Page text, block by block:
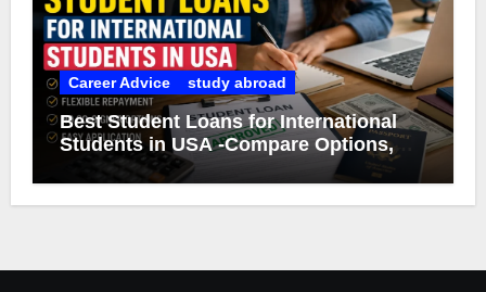
Career Advice study abroad
Best Student Loans for International
Students in USA -Compare Options,
Eligibility & Smart Borrowing Tips